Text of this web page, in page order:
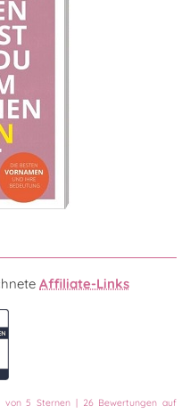
Affiliate-Links
von5 Sternen | 26Bewertungen auf